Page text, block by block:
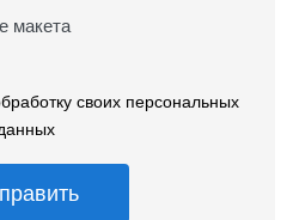
макета
своих персональных